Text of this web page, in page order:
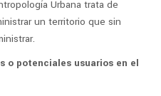
Urbana trata de
un territorio que sin
o potenciales usuarios en el